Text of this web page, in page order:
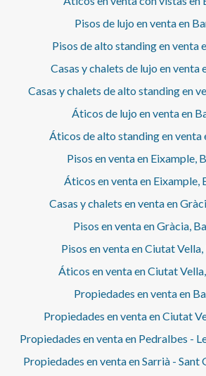
cumplimiento de la Ley 12/2023 y la
informamos que:Índice de R.P.LL:
la presente propiedad no existe
contrato de arrendamiento de vivienda
años.Este propietario ostenta la
Pisos de lujo en venta en
Pisos de alto standing en venta
Casas y chalets de lujo en venta
Casas y chalets de alto standing en
Áticos de lujo en venta en
Áticos de alto standing en venta
Pisos en venta en Eixample,
Áticos en venta en Eixample,
Casas y chalets en venta en
Pisos en venta en Gràcia,
Pisos en venta en Ciutat
Áticos en venta en Ciutat
Propiedades en venta en
Propiedades en venta en Ciutat
Propiedades en venta en Pedralbes -
Propiedades en venta en Sarrià - Sant